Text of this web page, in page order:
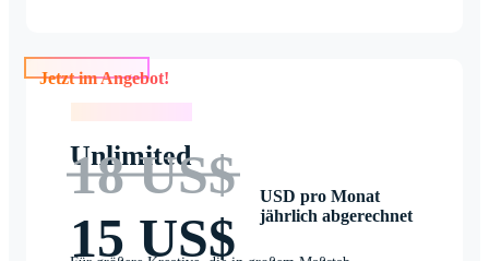
Jetzt im Angebot!
Unlimited
18 US$
15 US$
USD pro Monat
jährlich abgerechnet